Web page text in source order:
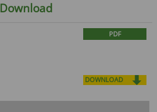
Download
PDF
DOWNLOAD